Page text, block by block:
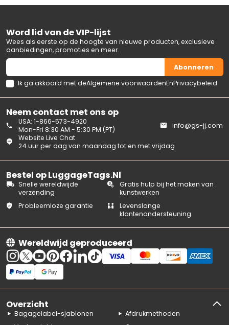
Neem contact met ons op
Website Live Chat
24 uur per dag van maandag tot en met vrijdag
USA: 1-866-573-4920
Mon-Fri 8:30 AM - 5:30 PM (PT)
info@gs-jj.com
Bestel op LuggageTags.Nl
Snelle wereldwijde
verzending
Gratis hulp bij het maken van
kunstwerken
Probleemloze garantie
Levenslange
klantenondersteuning
Wereldwijd geproduceerd
Word lid van de VIP-lijst
Wees als eerste op de hoogte van nieuwe producten, exclusieve
aanbiedingen, promoties en meer.
Abonneren
Ik ga akkoord met deAlgemene voorwaardenEnPrivacybeleid
Overzicht
Bagagelabel-sjablonen
Afdrukmethoden